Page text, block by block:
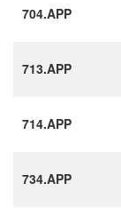
704.APP
713.APP
714.APP
734.APP